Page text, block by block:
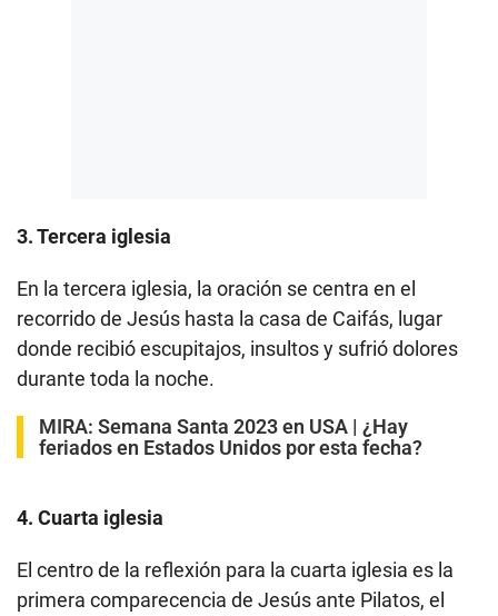
3. Tercera iglesia
En la tercera iglesia, la oración se centra en el
recorrido de Jesús hasta la casa de Caifás, lugar
donde recibió escupitajos, insultos y sufrió dolores
durante toda la noche.
MIRA: Semana Santa 2023 en USA | ¿Hay
feriados en Estados Unidos por esta fecha?
4. Cuarta iglesia
El centro de la reflexión para la cuarta iglesia es la
primera comparecencia de Jesús ante Pilatos, el